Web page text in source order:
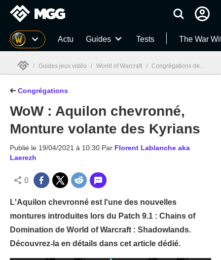
MGG Actu Guides Tests The War
MGG
/ Guides jeux vidéo / World of Warcraft / Congrégations de Shadowlands
Congrégations
WoW : Aquilon chevronné,
Monture volante des Kyrians
Publié le 19/04/2021 à 10:30 Par Florent Lablanche aka
Laerezh
0
L'Aquilon chevronné est l'une des nouvelles
montures introduites lors du Patch 9.1 : Chains of
Domination de World of Warcraft : Shadowlands.
Découvrez-la en détails dans cet article dédié.